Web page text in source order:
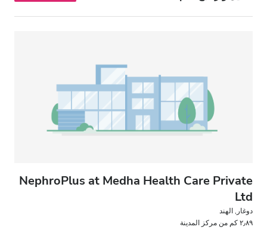
NephroPlus at Medha Health Care Private
Ltd
دوغار, الهند
٢٫٨٩ كم من مركز المدينة